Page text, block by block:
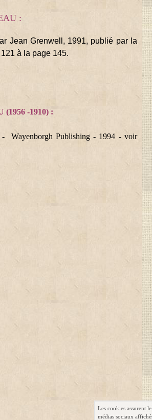
:
Jean Grenwell, 1991, publié par la
à la page 145.
-1910) :
Wayenborgh Publishing - 1994 - voir
Les cookies assurent
médias sociaux